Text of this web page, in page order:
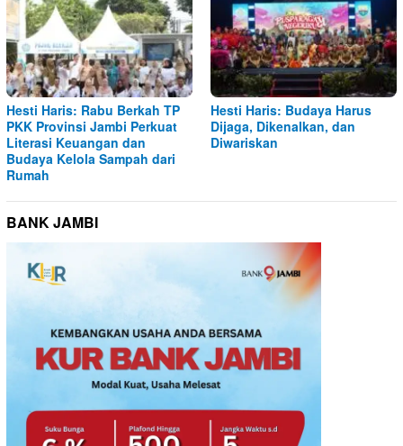
Hesti Haris: Rabu Berkah TP
PKK Provinsi Jambi Perkuat
Literasi Keuangan dan
Budaya Kelola Sampah dari
Rumah
Hesti Haris: Budaya Harus
Dijaga, Dikenalkan, dan
Diwariskan
BANK JAMBI